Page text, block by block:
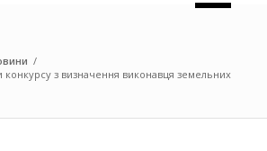
/
конкурсу з визначення виконавця земельних